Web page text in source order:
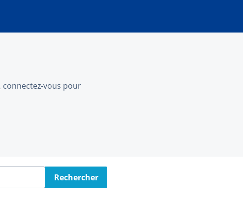
connectez-vous pour
Rechercher